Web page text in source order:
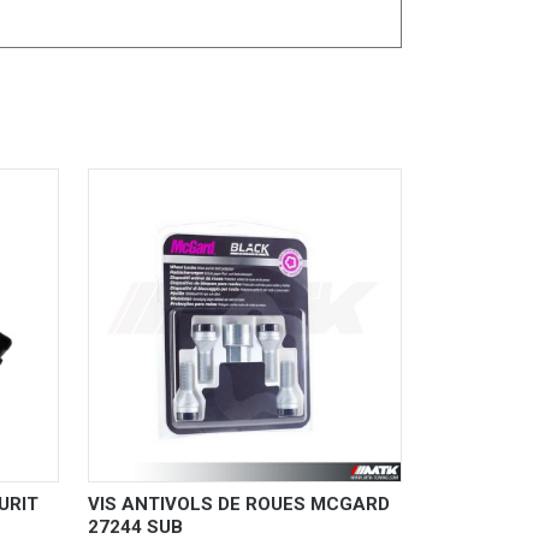
VIS ANTIVOLS DE ROUES MCGARD
27244 SUB